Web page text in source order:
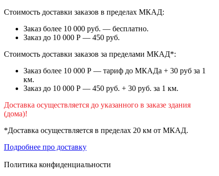
Стоимость доставки заказов в пределах МКАД:
Заказ более 10 000 руб. — бесплатно.
Заказ до 10 000 Р — 450 руб.
Стоимость доставки заказов за пределами МКАД*:
Заказ более 10 000 Р — тариф до МКАДа + 30 руб за 1
км.
Заказ до 10 000 Р — 450 руб. + 30 руб. за 1 км.
Доставка осуществляется до указанного в заказе здания
(дома)!
*Доставка осуществляется в пределах 20 км от МКАД.
Подробнее про доставку
Политика конфиденциальности